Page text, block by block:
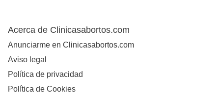
Acerca de Clinicasabortos.com
Anunciarme en Clinicasabortos.com
Aviso legal
Política de privacidad
Política de Cookies